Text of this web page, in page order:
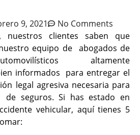
9, 2021
No Comments
nuestros clientes saben que
equipo de abogados de
altamente
informados para entregar el
legal agresiva necesaria para
seguros. Si has estado en
vehicular, aquí tienes 5